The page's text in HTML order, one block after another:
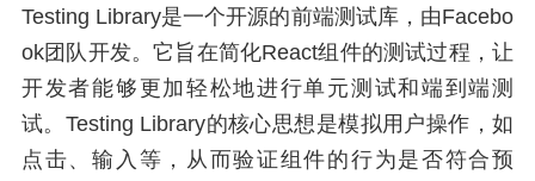
Testing Library是一个开源的前端测试库，由Facebo
ok团队开发。它旨在简化React组件的测试过程，让
开发者能够更加轻松地进行单元测试和端到端测
试。Testing Library的核心思想是模拟用户操作，如
点击、输入等，从而验证组件的行为是否符合预